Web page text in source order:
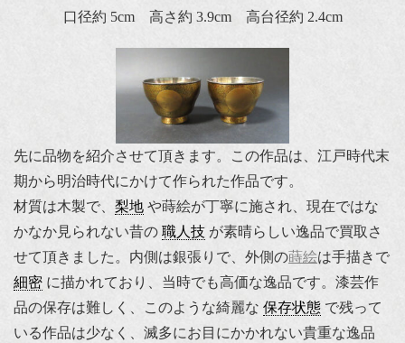
口径約 5cm 高さ約 3.9cm 高台径約 2.4cm
先に品物を紹介させて頂きます。この作品は、江戸時代末
期から明治時代にかけて作られた作品です。
材質は木製で、 梨地 や蒔絵が丁寧に施され、現在ではな
かなか見られない昔の 職人技 が素晴らしい逸品で買取さ
せて頂きました。内側は銀張りで、外側の蒔絵は手描きで
細密 に描かれており、当時でも高価な逸品です。漆芸作
品の保存は難しく、このような綺麗な 保存状態 で残って
いる作品は少なく、滅多にお目にかかれない貴重な逸品